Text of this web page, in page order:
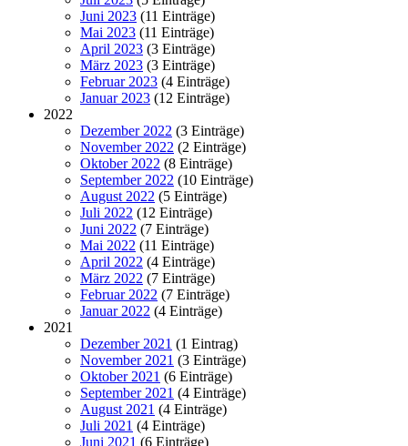
Juni 2023 (11 Einträge)
Mai 2023 (11 Einträge)
April 2023 (3 Einträge)
März 2023 (3 Einträge)
Februar 2023 (4 Einträge)
Januar 2023 (12 Einträge)
2022
Dezember 2022 (3 Einträge)
November 2022 (2 Einträge)
Oktober 2022 (8 Einträge)
September 2022 (10 Einträge)
August 2022 (5 Einträge)
Juli 2022 (12 Einträge)
Juni 2022 (7 Einträge)
Mai 2022 (11 Einträge)
April 2022 (4 Einträge)
März 2022 (7 Einträge)
Februar 2022 (7 Einträge)
Januar 2022 (4 Einträge)
2021
Dezember 2021 (1 Eintrag)
November 2021 (3 Einträge)
Oktober 2021 (6 Einträge)
September 2021 (4 Einträge)
August 2021 (4 Einträge)
Juli 2021 (4 Einträge)
Juni 2021 (6 Einträge)